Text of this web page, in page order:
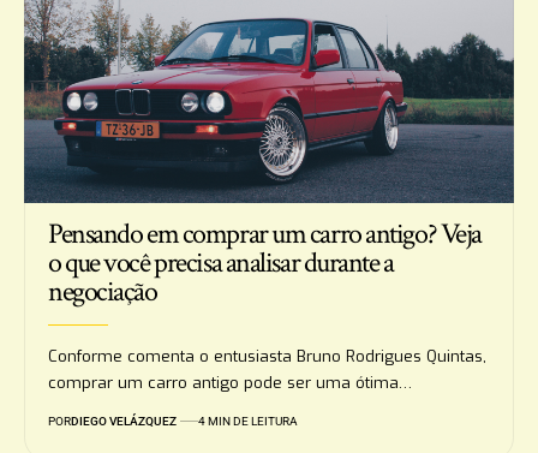
Pensando em comprar um carro antigo? Veja
o que você precisa analisar durante a
negociação
Conforme comenta o entusiasta Bruno Rodrigues Quintas,
comprar um carro antigo pode ser uma ótima…
PORDIEGO VELÁZQUEZ 4 MIN DE LEITURA